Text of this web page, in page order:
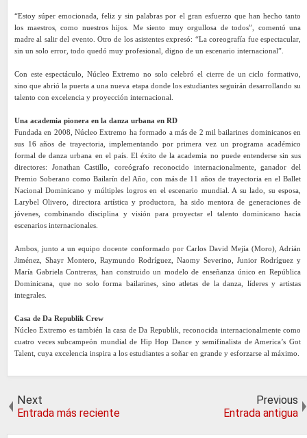
“Estoy súper emocionada, feliz y sin palabras por el gran esfuerzo que han hecho tanto
los maestros, como nuestros hijos. Me siento muy orgullosa de todos”, comentó una
madre al salir del evento. Otro de los asistentes expresó: “La coreografía fue espectacular,
sin un solo error, todo quedó muy profesional, digno de un escenario internacional”.
Con este espectáculo, Núcleo Extremo no solo celebró el cierre de un ciclo formativo,
sino que abrió la puerta a una nueva etapa donde los estudiantes seguirán desarrollando su
talento con excelencia y proyección internacional.
Una academia pionera en la danza urbana en RD
Fundada en 2008, Núcleo Extremo ha formado a más de 2 mil bailarines dominicanos en
sus 16 años de trayectoria, implementando por primera vez un programa académico
formal de danza urbana en el país. El éxito de la academia no puede entenderse sin sus
directores: Jonathan Castillo, coreógrafo reconocido internacionalmente, ganador del
Premio Soberano como Bailarín del Año, con más de 11 años de trayectoria en el Ballet
Nacional Dominicano y múltiples logros en el escenario mundial. A su lado, su esposa,
Larybel Olivero, directora artística y productora, ha sido mentora de generaciones de
jóvenes, combinando disciplina y visión para proyectar el talento dominicano hacia
escenarios internacionales.
Ambos, junto a un equipo docente conformado por Carlos David Mejía (Moro), Adrián
Jiménez, Shayr Montero, Raymundo Rodríguez, Naomy Severino, Junior Rodríguez y
María Gabriela Contreras, han construido un modelo de enseñanza único en República
Dominicana, que no solo forma bailarines, sino atletas de la danza, líderes y artistas
integrales.
Casa de Da Republik Crew
Núcleo Extremo es también la casa de Da Republik, reconocida internacionalmente como
cuatro veces subcampeón mundial de Hip Hop Dance y semifinalista de America’s Got
Talent, cuya excelencia inspira a los estudiantes a soñar en grande y esforzarse al máximo.
Next
Entrada más reciente
Previous
Entrada antigua